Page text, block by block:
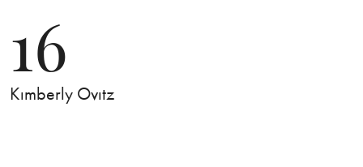
16
Kımberly Ovıtz